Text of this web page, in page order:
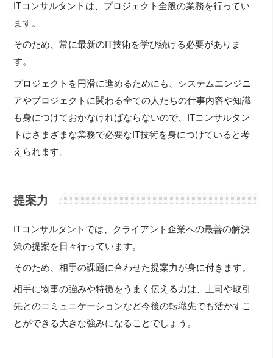
ITコンサルタントは、プロジェクト全般の業務を行ってい
ます。
そのため、常に最新のIT技術を学び続ける必要がありま
す。
プロジェクトを円滑に進めるためにも、システムエンジニ
アやプロジェクトに関わる全ての人たちの仕事内容や知識
も身につけておかなければならないので、ITコンサルタン
トはさまざまな業務で必要なIT技術を身につけていると考
えられます。
提案力
ITコンサルタントでは、クライアント企業への最善の解決
策の提案を日々行っています。
そのため、相手の課題に合わせた提案力が身に付きます。
相手に物事の強みや特徴をうまく伝える力は、上司や取引
先とのコミュニケーションなど今後の転職先でも活かすこ
とができる大きな強みになることでしょう。